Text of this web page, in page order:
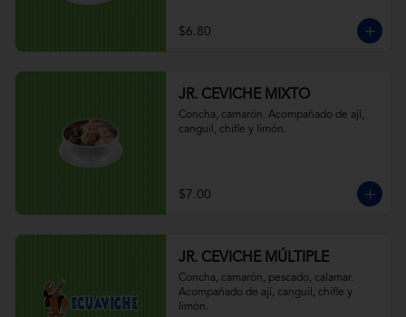
$6.80
JR. CEVICHE MIXTO
Concha, camarón. Acompañado de ají,
canguil, chifle y limón.
$7.00
JR. CEVICHE MÚLTIPLE
Concha, camarón, pescado, calamar.
Acompañado de ají, canguil, chifle y
limón.